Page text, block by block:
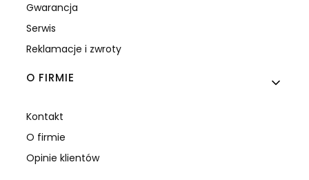
Gwarancja
Serwis
Reklamacje i zwroty
O FIRMIE
Kontakt
O firmie
Opinie klientów